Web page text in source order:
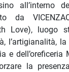
all’interno
da
Love), luogo
l’artigianalità,
e dell’oreficeria
la